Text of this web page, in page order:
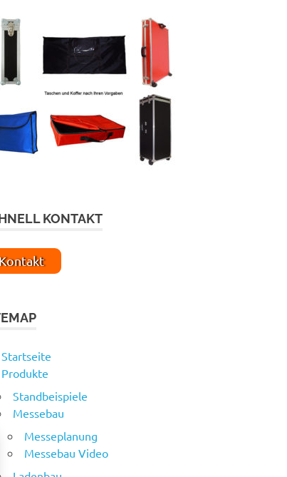
KONTAKT
Kontakt
Startseite
Produkte
Standbeispiele
Messebau
Messeplanung
Messebau Video